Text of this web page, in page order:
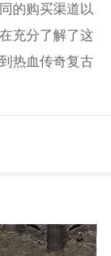
的购买渠道以
充分了解了这
热血传奇复古